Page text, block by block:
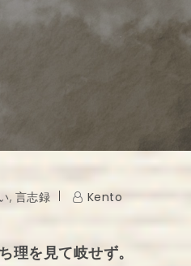
, 言志録
Kento
理を見て岐せず。